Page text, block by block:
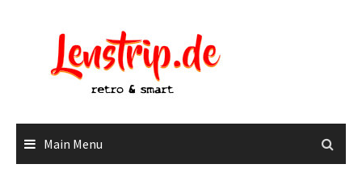
Main Menu